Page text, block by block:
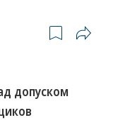
допуском